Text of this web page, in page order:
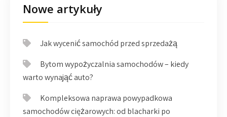
Nowe artykuły
Jak wycenić samochód przed sprzedażą
Bytom wypożyczalnia samochodów – kiedy
warto wynająć auto?
Kompleksowa naprawa powypadkowa
samochodów ciężarowych: od blacharki po